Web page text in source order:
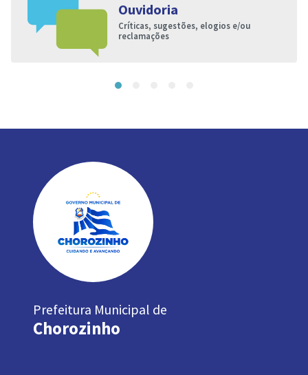
Ouvidoria
Críticas, sugestões, elogios e/ou
reclamações
Prefeitura Municipal de
Chorozinho